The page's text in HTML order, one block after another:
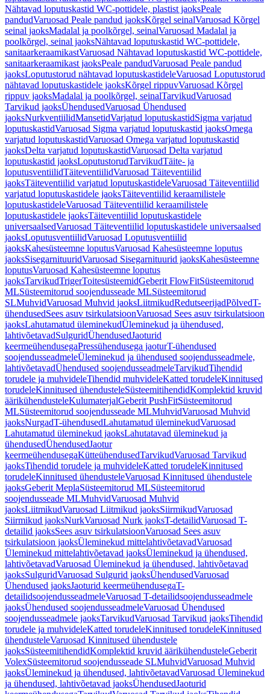
Nähtavad loputuskastid WC-pottidele, plastist jaoksPeale
pandudVaruosad Peale pandud jaoksKõrgel seinalVaruosad Kõrgel
seinal jaoksMadalal ja poolkõrgel, seinalVaruosad Madalal ja
poolkõrgel, seinal jaoksNähtavad loputuskastid WC-pottidele,
sanitaarkeraamikastVaruosad Nähtavad loputuskastid WC-pottidele,
sanitaarkeraamikast jaoksPeale pandudVaruosad Peale pandud
jaoksLoputustorud nähtavad loputuskastideleVaruosad Loputustorud
nähtavad loputuskastidele jaoksKõrgel rippuvVaruosad Kõrgel
rippuv jaoksMadalal ja poolkõrgel, seinalTarvikudVaruosad
Tarvikud jaoksÜhendusedVaruosad Ühendused
jaoksNurkventiilidMansetidVarjatud loputuskastidSigma varjatud
loputuskastidVaruosad Sigma varjatud loputuskastid jaoksOmega
varjatud loputuskastidVaruosad Omega varjatud loputuskastid
jaoksDelta varjatud loputuskastidVaruosad Delta varjatud
loputuskastid jaoksLoputustorudTarvikudTäite- ja
loputusventiilidTäiteventiilidVaruosad Täiteventiilid
jaoksTäiteventiilid varjatud loputuskastideleVaruosad Täiteventiilid
varjatud loputuskastidele jaoksTäiteventiilid keraamilistele
loputuskastideleVaruosad Täiteventiilid keraamilistele
loputuskastidele jaoksTäiteventiilid loputuskastidele
universaalsedVaruosad Täiteventiilid loputuskastidele universaalsed
jaoksLoputusventiilidVaruosad Loputusventiilid
jaoksKahesüsteemne loputusVaruosad Kahesüsteemne loputus
jaoksSisegarnituuridVaruosad Sisegarnituurid jaoksKahesüsteemne
loputusVaruosad Kahesüsteemne loputus
jaoksTarvikudTrigerToitesüsteemidGeberit FlowFitSüsteemitorud
MLSüsteemitorud soojendusseade MLSüsteemitorud
SLMuhvidVaruosad Muhvid jaoksLiitmikudRedutseerijadPõlvedT-
ühendusedSees asuv tsirkulatsioonVaruosad Sees asuv tsirkulatsioon
jaoksLahutamatud üleminekudÜleminekud ja ühendused,
lahtivõetavadSulguridÜhendusedJaoturid
keermeühendusegaPressühendusega jaoturT-ühendused
soojendusseadmeleÜleminekud ja ühendused soojendusseadmele,
lahtivõetavadÜhendused soojendusseadmeleTarvikudTihendid
torudele ja muhvideleTihendid muhvideleKatted torudeleKinnitused
torudeleKinnitused ühendusteleSüsteemitihendidKomplektid kruvid
äärikühendusteleKulumaterjalGeberit PushFitSüsteemitorud
MLSüsteemitorud soojendusseade MLMuhvidVaruosad Muhvid
jaoksNurgadT-ühendusedLahutamatud üleminekudVaruosad
Lahutamatud üleminekud jaoksLahutatavad üleminekud ja
ühendusedÜhendusedJaotur
keermeühendusegaKütteühendusedTarvikudVaruosad Tarvikud
jaoksTihendid torudele ja muhvideleKatted torudeleKinnitused
torudeleKinnitused ühendusteleVaruosad Kinnitused ühendustele
jaoksGeberit MeplaSüsteemitorud MLSüsteemitorud
soojendusseade MLMuhvidVaruosad Muhvid
jaoksLiitmikudVaruosad Liitmikud jaoksSiirmikudVaruosad
Siirmikud jaoksNurkVaruosad Nurk jaoksT-detailidVaruosad T-
detailid jaoksSees asuv tsirkulatsioonVaruosad Sees asuv
tsirkulatsioon jaoksÜleminekud mittelahtivõetavadVaruosad
Üleminekud mittelahtivõetavad jaoksÜleminekud ja ühendused,
lahtivõetavadVaruosad Üleminekud ja ühendused, lahtivõetavad
jaoksSulguridVaruosad Sulgurid jaoksÜhendusedVaruosad
Ühendused jaoksJaoturid keermeühendusegaT-
detailidsoojendusseadmeleVaruosad T-detailidsoojendusseadmele
jaoksÜhendused soojendusseadmeleVaruosad Ühendused
soojendusseadmele jaoksTarvikudVaruosad Tarvikud jaoksTihendid
torudele ja muhvideleKatted torudeleKinnitused torudeleKinnitused
ühendusteleVaruosad Kinnitused ühendustele
jaoksSüsteemitihendidKomplektid kruvid äärikühendusteleGeberit
VolexSüsteemitorud soojendusseade SLMuhvidVaruosad Muhvid
jaoksÜleminekud ja ühendused, lahtivõetavadVaruosad Üleminekud
ja ühendused, lahtivõetavad jaoksÜhendusedJaoturid